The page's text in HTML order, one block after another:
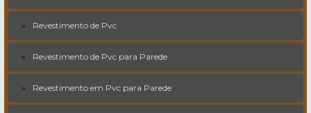
Revestimento de Pvc
Revestimento de Pvc para Parede
Revestimento em Pvc para Parede